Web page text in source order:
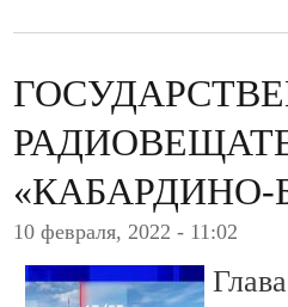
«КАБАРДИНО-
10 февраля, 2022 - 11:02